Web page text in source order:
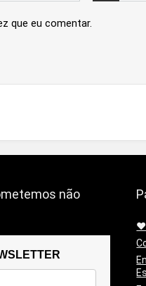
que eu comentar.
não
❤️